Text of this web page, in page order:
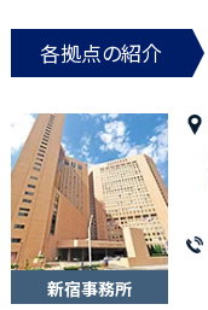
各拠点の紹介
新宿事務所